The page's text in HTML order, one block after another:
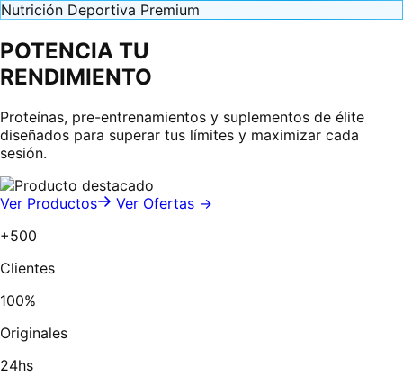
Nutrición Deportiva Premium
POTENCIA TU
RENDIMIENTO
Proteínas, pre-entrenamientos y suplementos de élite
diseñados para superar tus límites y maximizar cada
sesión.
Ver Productos
Ver Ofertas →
+500
Clientes
100%
Originales
24hs